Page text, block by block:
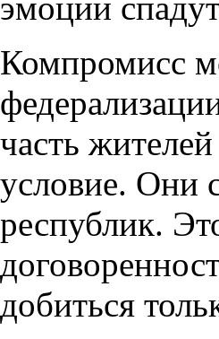
эмоции
Компромисс
часть
условие. Они
республик.
добиться